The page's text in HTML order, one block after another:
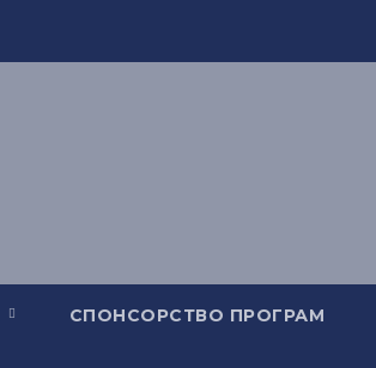
СПОНСОРСТВО ПРОГРАМ